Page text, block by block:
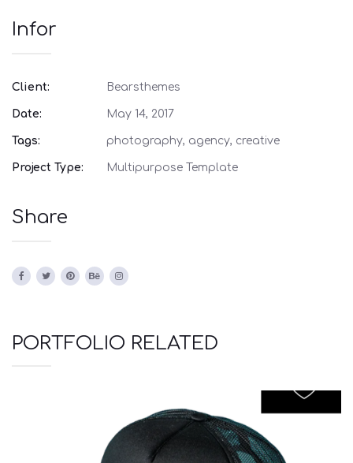
Infor
Client: Bearsthemes
Date: May 14, 2017
Tags: photography, agency, creative
Project Type: Multipurpose Template
Share
PORTFOLIO RELATED